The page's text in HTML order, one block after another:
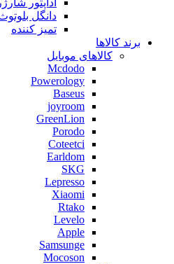
آداپتور
دانگل
تمیز کننده
برند کالاها
کالاهای موبایل
Mcdodo
Powerology
Baseus
joyroom
GreenLion
Porodo
Coteetci
Earldom
SKG
Lepresso
Xiaomi
Rtako
Levelo
Apple
Samsunge
Mocoson